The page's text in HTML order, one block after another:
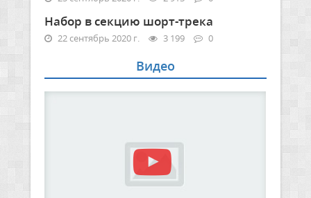
Набор в секцию шорт-трека
22 сентябрь 2020 г. 3 199 0
Видео